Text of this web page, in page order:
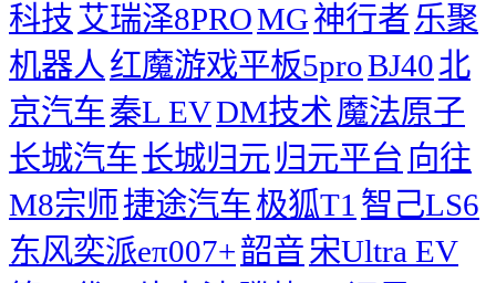
科技艾瑞泽8PROMG神行者 乐聚
机器人 红魔游戏平板5proBJ40北
京汽车秦L EVDM技术 魔法原子
长城汽车长城归元 归元平台 向往
M8宗师 捷途汽车极狐T1 智己LS6
东风奕派eπ007+韶音 宋Ultra EV